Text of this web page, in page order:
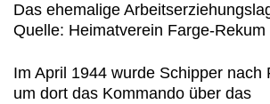
Das ehemalige
Quelle: Heimatverein Farge-Rekum
Im April 1944 wurde Schipper nach
um dort das Kommando über das